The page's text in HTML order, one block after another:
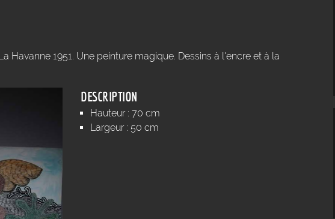
Havanne 1951. Une peinture magique. Dessins à l'encre et à la
DESCRIPTION
Hauteur : 70 cm
Largeur : 50 cm